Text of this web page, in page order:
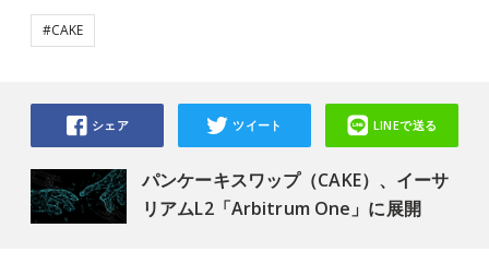
#CAKE
パンケーキスワップ（CAKE）、イーサ
リアムL2「Arbitrum One」に展開
シェア ツイート LINEで送る